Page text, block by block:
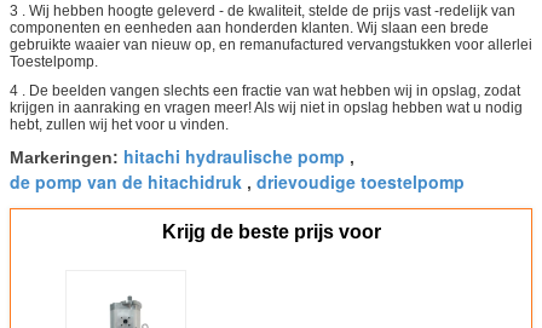
3 . Wij hebben hoogte geleverd - de kwaliteit, stelde de prijs vast -redelijk van
componenten en eenheden aan honderden klanten. Wij slaan een brede
gebruikte waaier van nieuw op, en remanufactured vervangstukken voor allerlei
Toestelpomp.
4 . De beelden vangen slechts een fractie van wat hebben wij in opslag, zodat
krijgen in aanraking en vragen meer! Als wij niet in opslag hebben wat u nodig
hebt, zullen wij het voor u vinden.
Markeringen: hitachi hydraulische pomp ,
de pomp van de hitachidruk , drievoudige toestelpomp
Krijg de beste prijs voor